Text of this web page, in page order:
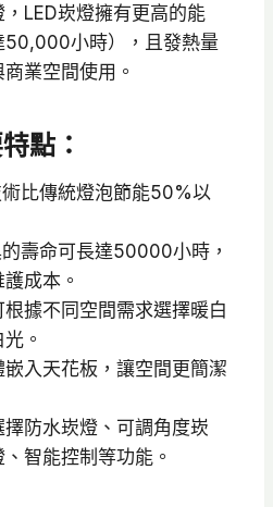
LED崁燈擁有更高的能
50,000小時），且發熱量
業空間使用。
點：
術比傳統燈泡節能50%以
的壽命可長達50000小時，
成本。
根據不同空間需求選擇暖白
。
嵌入天花板，讓空間更簡潔
擇防水崁燈、可調角度崁
智能控制等功能。